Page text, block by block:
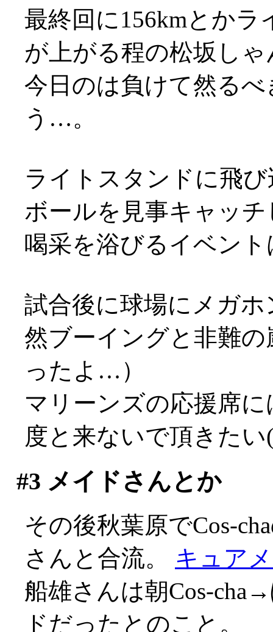
最終回に156kmとか
が上がる程の松坂し
今日のは負けて然る
う…。
ライトスタンドに飛
ボールを見事キャッ
喝采を浴びるイベン
試合後に球場にメガ
然ブーイングと非難
ったよ…）
マリーンズの応援席
度と来ないで頂きたい
#3 メイドさんとか
その後秋葉原でCos-
さんと合流。 キュア
船雄さんは朝Cos-
ドだったとのこと。